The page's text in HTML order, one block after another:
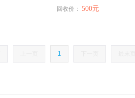
回收价： 500元
1